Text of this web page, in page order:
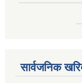
सार्वजनिक